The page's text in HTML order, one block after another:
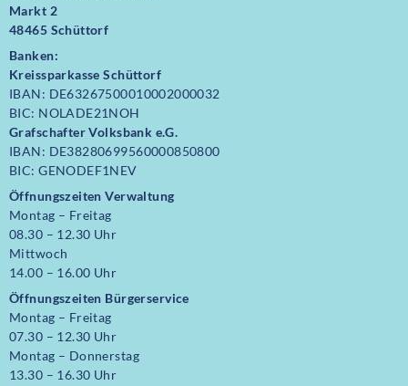
Markt 2
48465 Schüttorf
Banken:
Kreissparkasse Schüttorf
IBAN: DE63267500010002000032
BIC: NOLADE21NOH
Grafschafter Volksbank e.G.
IBAN: DE38280699560000850800
BIC: GENODEF1NEV
Öffnungszeiten Verwaltung
Montag – Freitag
08.30 – 12.30 Uhr
Mittwoch
14.00 – 16.00 Uhr
Öffnungszeiten Bürgerservice
Montag – Freitag
07.30 – 12.30 Uhr
Montag – Donnerstag
13.30 – 16.30 Uhr